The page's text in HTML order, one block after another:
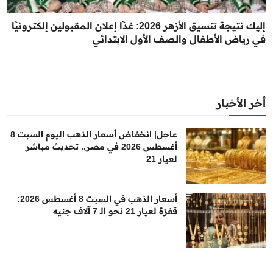
إليك نتيجة تنسيق الأزهر 2026: غدًا إعلان المقبولين إلكترونيًا
في رياض الأطفال والصف الأول الابتدائي
أخر الأخبار
عاجل| انخفاض أسعار الذهب اليوم السبت 8
أغسطس 2026 في مصر.. تحديث مباشر
لعيار 21
أسعار الذهب في السبت 8 أغسطس 2026:
قفزة لعيار 21 نحو الـ 7 آلاف جنيه